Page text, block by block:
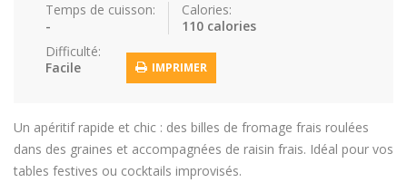
Temps de cuisson:
-
Calories:
110 calories
Difficulté:
Facile
IMPRIMER
Un apéritif rapide et chic : des billes de fromage frais roulées
dans des graines et accompagnées de raisin frais. Idéal pour vos
tables festives ou cocktails improvisés.